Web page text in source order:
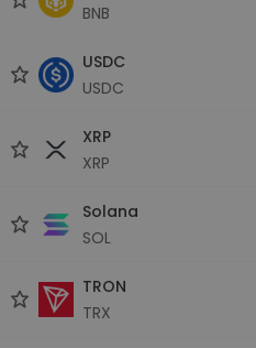
BNB
USDC
USDC
XRP
XRP
Solana
SOL
TRON
TRX